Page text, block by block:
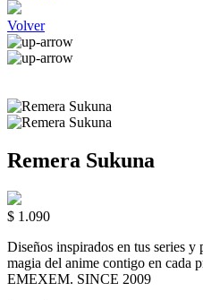
Volver
Remera Sukuna
$ 1.090
Diseños inspirados en tus series
magia del anime contigo en cada
EMEXEM. SINCE 2009